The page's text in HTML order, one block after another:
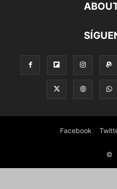
Facebook
©